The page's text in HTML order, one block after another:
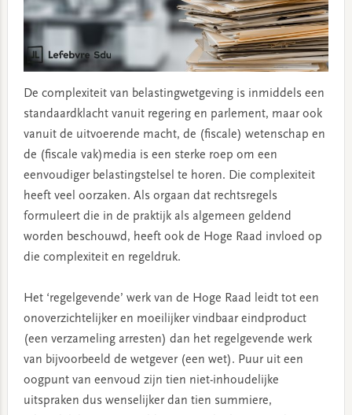
De complexiteit van belastingwetgeving is inmiddels een
standaardklacht vanuit regering en parlement, maar ook
vanuit de uitvoerende macht, de (fiscale) wetenschap en
de (fiscale vak)media is een sterke roep om een
eenvoudiger belastingstelsel te horen. Die complexiteit
heeft veel oorzaken. Als orgaan dat rechtsregels
formuleert die in de praktijk als algemeen geldend
worden beschouwd, heeft ook de Hoge Raad invloed op
die complexiteit en regeldruk.
Het ‘regelgevende’ werk van de Hoge Raad leidt tot een
onoverzichtelijker en moeilijker vindbaar eindproduct
(een verzameling arresten) dan het regelgevende werk
van bijvoorbeeld de wetgever (een wet). Puur uit een
oogpunt van eenvoud zijn tien niet-inhoudelijke
uitspraken dus wenselijker dan tien summiere,